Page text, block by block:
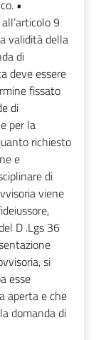
•
9
validità della
di
deve essere
fissato
di
per la
richiesto
e
di
viene
D .Lgs 36
si
esse
aperta e che
domanda di